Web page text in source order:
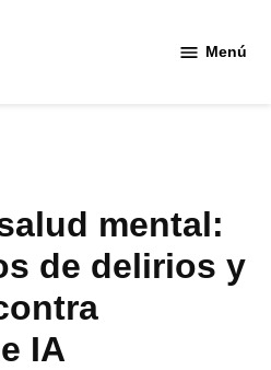
Menú
mental:
de delirios y
IA